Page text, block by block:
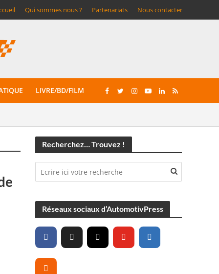
Qui sommes nous ? Partenariats Nous contacter
LIVRE/BD/FILM
Recherchez… Trouvez !
Réseaux sociaux d’AutomotivPress